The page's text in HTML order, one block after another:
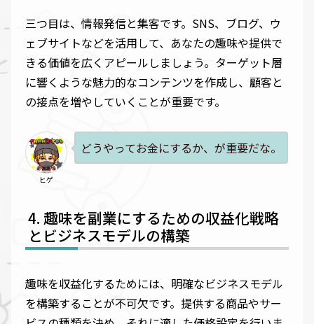
三つ目は、情報発信と集客です。SNS、ブログ、ウ
ェブサイトなどを活用して、あなたの趣味や提供で
きる価値を広くアピールしましょう。ターゲット層
に響くような魅力的なコンテンツを作成し、顧客と
の接点を増やしていくことが重要です。
ヒゲ
どうやってお金にするか、が重要だな。
趣味を副業にするための収益化戦略
とビジネスモデルの構築
趣味を収益化するためには、明確なビジネスモデル
を構築することが不可欠です。提供する商品やサー